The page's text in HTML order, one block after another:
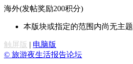
海外(发帖奖励200积分)
本版块或指定的范围内尚无主题
触屏版 | 电脑版
© 旅游夜生活报告论坛